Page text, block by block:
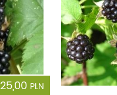
25,00 PLN